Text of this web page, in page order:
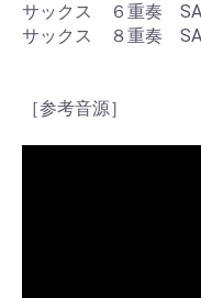
サックス ６重奏
サックス ８重奏
［参考音源］